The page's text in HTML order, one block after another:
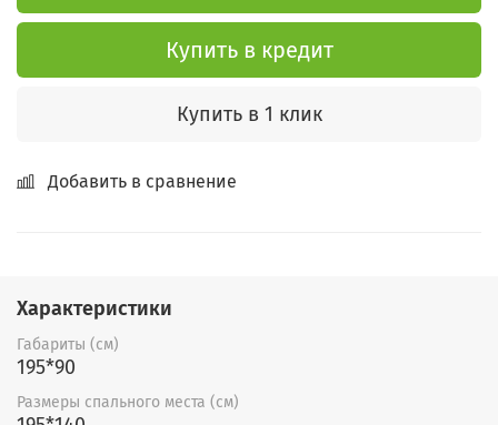
Купить в кредит
Купить в 1 клик
Добавить в сравнение
Характеристики
Габариты (см)
195*90
Размеры спального места (см)